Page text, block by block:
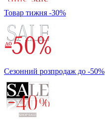
Товар тижня -30%
Сезонний розпродаж до -50%